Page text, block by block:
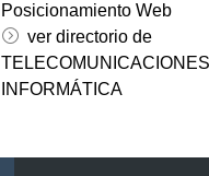
Posicionamiento Web
ver directorio de
INFORMÁTICA